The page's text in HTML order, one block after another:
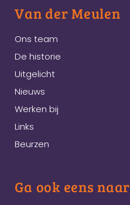
Van der Meulen
Ons team
De historie
Uitgelicht
Nieuws
Werken bij
Links
Beurzen
Ga ook eens naar